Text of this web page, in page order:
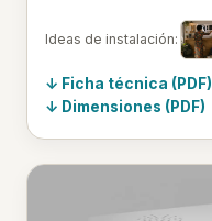
Ideas de instalación:
Ficha técnica (PDF)
Dimensiones (PDF)